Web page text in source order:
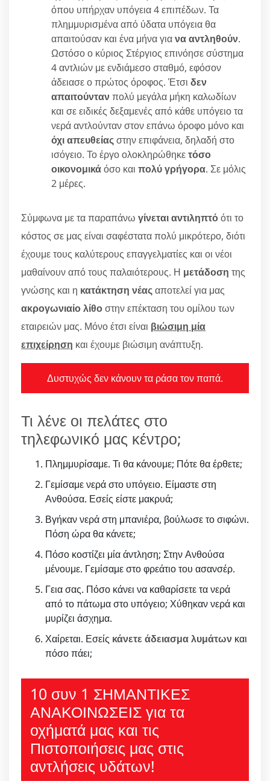
όπου υπήρχαν υπόγεια 4 επιπέδων. Τα
πλημμυρισμένα από ύδατα υπόγεια θα
απαιτούσαν και ένα μήνα γιανα αντληθούν.
Ωστόσο ο κύριος Στέργιος επινόησε σύστημα
4 αντλιών με ενδιάμεσο σταθμό, εφόσον
άδειασε ο πρώτος όροφος. Έτσι δεν
απαιτούντανπολύ μεγάλα μήκη καλωδίων
και σε ειδικές δεξαμενές από κάθε υπόγειο τα
νερά αντλούνταν στον επάνω όροφο μόνο και
όχι απευθείαςστην επιφάνεια, δηλαδή στο
ισόγειο. Το έργο ολοκληρώθηκετόσο
οικονομικάόσο και πολύ γρήγορα. Σε μόλις
2 μέρες.
Σύμφωνα με τα παραπάνω γίνεται αντιληπτόότι το
κόστος σε μας είναι σαφέστατα πολύ μικρότερο, διότι
έχουμε τους καλύτερους επαγγελματίες και οι νέοι
μαθαίνουν από τους παλαιότερους. Η μετάδοση της
γνώσης και η κατάκτηση νέαςαποτελεί για μας
ακρογωνιαίο λίθοστην επέκταση του ομίλου των
εταιρειών μας. Μόνο έτσι είναι βιώσιμη μία
επιχείρηση και έχουμε βιώσιμη ανάπτυξη.
Δυστυχώς δεν κάνουν τα ράσα τον παπά.
Τι λένε οι πελάτες στο
τηλεφωνικό μας κέντρο;
Πλημμυρίσαμε. Τι θα κάνουμε; Πότε θα έρθετε;
Γεμίσαμε νερά στο υπόγειο. Είμαστε στη
Ανθούσα. Εσείς είστε μακρυά;
Βγήκαν νερά στη μπανιέρα, βούλωσε το σιφώνι.
Πόση ώρα θα κάνετε;
Πόσο κοστίζει μία άντληση; Στην Ανθούσα
μένουμε. Γεμίσαμε στο φρεάτιο του ασανσέρ.
Γεια σας. Πόσο κάνει να καθαρίσετε τα νερά
από το πάτωμα στο υπόγειο; Χύθηκαν νερά και
μυρίζει άσχημα.
Χαίρεται. Εσείς κάνετε άδειασμα λυμάτων και
πόσο πάει;
10 συν 1 ΣΗΜΑΝΤΙΚΕΣ
ΑΝΑΚΟΙΝΩΣΕΙΣ για τα
οχήματά μας και τις
Πιστοποιήσεις μας στις
αντλήσεις υδάτων!